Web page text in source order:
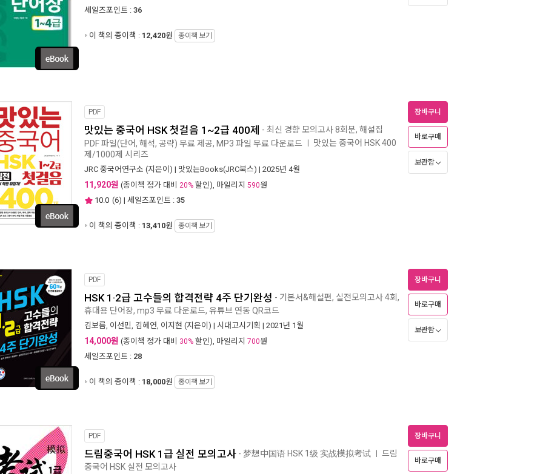
세일즈포인트 : 36
이 책의 종이책 : 12,420원 종이책 보기
PDF
맛있는 중국어 HSK 첫걸음 1~2급 400제 - 최신 경향 모의고사 8회분, 해설집
PDF 파일(단어, 해석, 공략) 무료 제공, MP3 파일 무료 다운로드 맛있는 중국어 HSK 400
제/1000제 시리즈
JRC 중국어연구소 (지은이) | 맛있는Books(JRC북스) | 2025년 4월
11,920원 (종이책 정가 대비 20% 할인), 마일리지 590원
10.0 (6) | 세일즈포인트 : 35
이 책의 종이책 : 13,410원 종이책 보기
장바구니
바로구매
보관함
PDF
HSK 1·2급 고수들의 합격전략 4주 단기완성 - 기본서&해설편, 실전모의고사 4회,
휴대용 단어장, mp3 무료 다운로드, 유튜브 연동 QR코드
김보름, 이선민, 김혜연, 이지현 (지은이) | 시대고시기획 | 2021년 1월
14,000원 (종이책 정가 대비 30% 할인), 마일리지 700원
세일즈포인트 : 28
이 책의 종이책 : 18,000원 종이책 보기
장바구니
바로구매
보관함
PDF
드림중국어 HSK 1급 실전 모의고사 - 梦想中国语 HSK 1级 实战模拟考试 드림
중국어 HSK 실전 모의고사
장바구니
바로구매